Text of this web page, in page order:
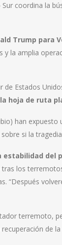
coordina la
Trump para
la amplia
Estados
hoja de ruta
han expuesto
si la
estabilidad del
los
“Después
terremoto,
de